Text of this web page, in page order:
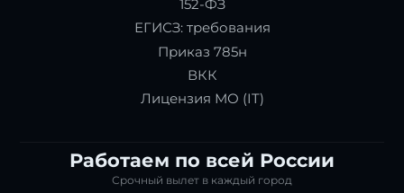
152-ФЗ
ЕГИСЗ: требования
Приказ 785н
ВКК
Лицензия МО (IT)
Работаем по всей России
Срочный вылет в каждый город